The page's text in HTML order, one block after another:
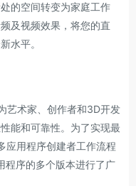
的空间转变为家庭工作
及视频效果，将您的直
水平。
术家、创作者和3D开发
能和可靠性。为了实现最
应用程序创建者工作流程
序的多个版本进行了广